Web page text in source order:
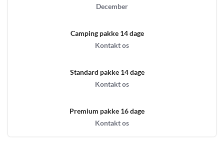
December
Camping pakke 14 dage
Kontakt os
Standard pakke 14 dage
Kontakt os
Premium pakke 16 dage
Kontakt os